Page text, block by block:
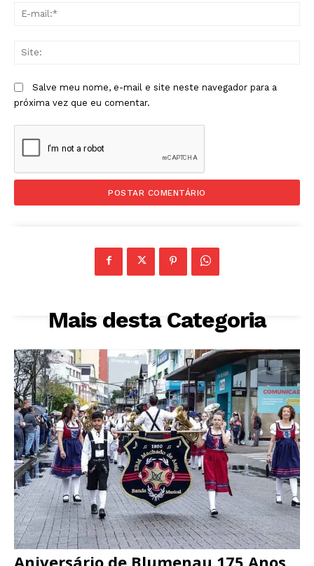
Salve meu nome, e-mail e site neste navegador para a
próxima vez que eu comentar.
Mais desta Categoria